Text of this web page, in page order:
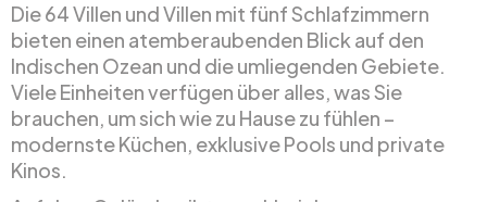
Die 64 Villen und Villen mit fünf Schlafzimmern
bieten einen atemberaubenden Blick auf den
Indischen Ozean und die umliegenden Gebiete.
Viele Einheiten verfügen über alles, was Sie
brauchen, um sich wie zu Hause zu fühlen –
modernste Küchen, exklusive Pools und private
Kinos.